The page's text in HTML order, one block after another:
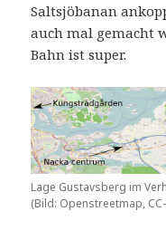
Saltsjöbanan
auch mal gemacht
Bahn ist super.
Lage Gustavsberg im
(Bild: Openstreetmap, CC-